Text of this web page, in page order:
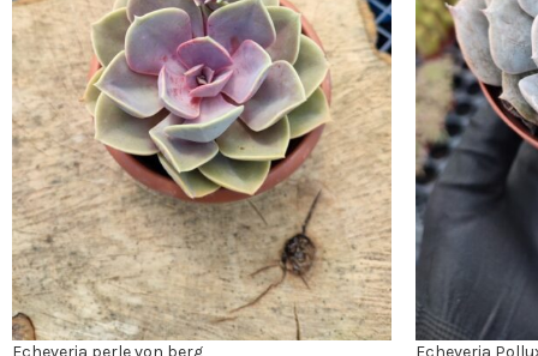
Echeveria perle von berg Echeveria